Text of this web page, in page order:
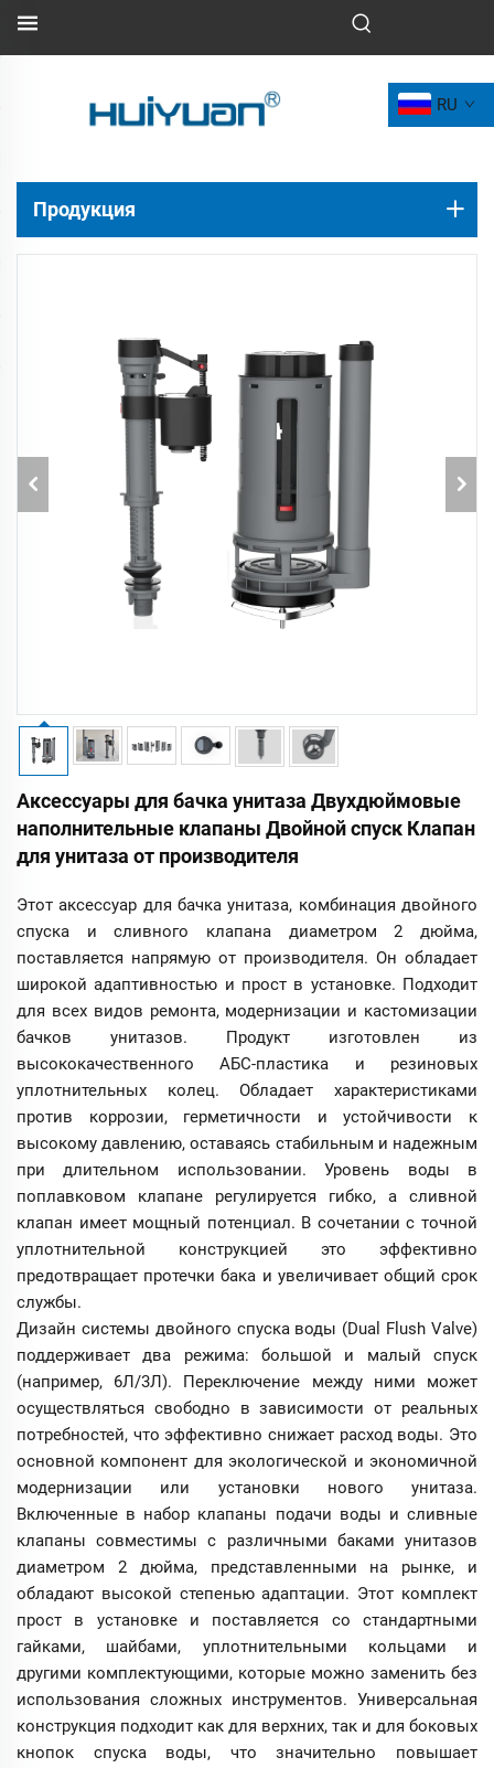
RU
Продукция
Аксессуары для бачка унитаза Двухдюймовые
наполнительные клапаны Двойной спуск Клапан
для унитаза от производителя
Этот аксессуар для бачка унитаза, комбинация двойного
спуска и сливного клапана диаметром 2 дюйма,
поставляется напрямую от производителя. Он обладает
широкой адаптивностью и прост в установке. Подходит
для всех видов ремонта, модернизации и кастомизации
бачков унитазов. Продукт изготовлен из
высококачественного АБС-пластика и резиновых
уплотнительных колец. Обладает характеристиками
против коррозии, герметичности и устойчивости к
высокому давлению, оставаясь стабильным и надежным
при длительном использовании. Уровень воды в
поплавковом клапане регулируется гибко, а сливной
клапан имеет мощный потенциал. В сочетании с точной
уплотнительной конструкцией это эффективно
предотвращает протечки бака и увеличивает общий срок
службы.
Дизайн системы двойного спуска воды (Dual Flush Valve)
поддерживает два режима: большой и малый спуск
(например, 6Л/3Л). Переключение между ними может
осуществляться свободно в зависимости от реальных
потребностей, что эффективно снижает расход воды. Это
основной компонент для экологической и экономичной
модернизации или установки нового унитаза.
Включенные в набор клапаны подачи воды и сливные
клапаны совместимы с различными баками унитазов
диаметром 2 дюйма, представленными на рынке, и
обладают высокой степенью адаптации. Этот комплект
прост в установке и поставляется со стандартными
гайками, шайбами, уплотнительными кольцами и
другими комплектующими, которые можно заменить без
использования сложных инструментов. Универсальная
конструкция подходит как для верхних, так и для боковых
кнопок спуска воды, что значительно повышает